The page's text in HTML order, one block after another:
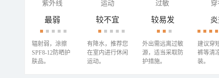
紫外线 运动 过敏 穿
最弱
辐射弱，涂擦
SPF8-12防晒护
肤品。
较不宜
有降水，推荐您
在室内进行休闲
运动。
较易发
外出需远离过敏
源，适当采取防
护措施。
建议穿
裤等清
装。